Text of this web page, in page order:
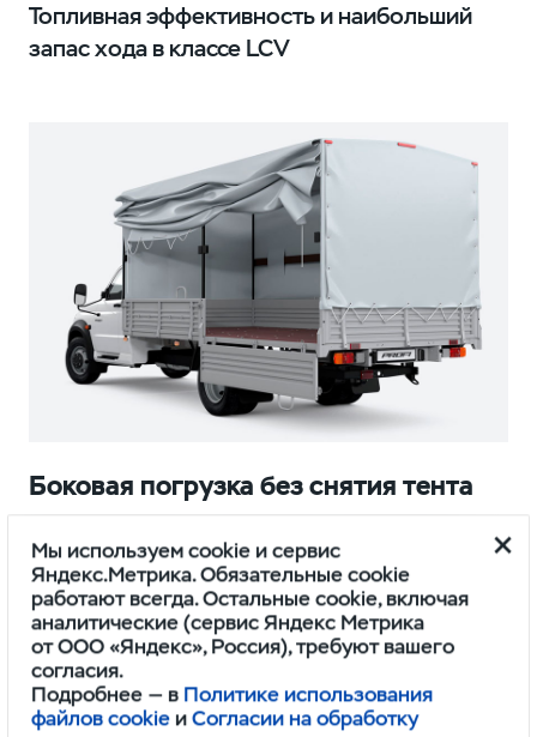
Топливная эффективность и наибольший
запас хода в классе LCV
Боковая погрузка без снятия тента
а увеличенная высота тента позволяет
осуществлять погрузку в полный рост
Мы используем cookie и сервис
Яндекс.Метрика. Обязательные cookie
работают всегда. Остальные cookie, включая
аналитические (сервис Яндекс Метрика
от ООО «Яндекс», Россия), требуют вашего
согласия.
Подробнее — в Политике использования
файлов cookie иСогласии на обработку